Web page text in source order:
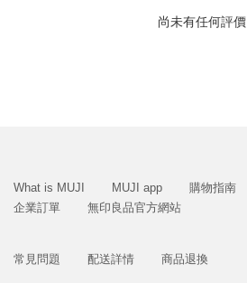
尚未有任何評價
What is MUJI MUJI app 購物指南
企業訂單
無印良品官方網站
常見問題 配送詳情 商品退換